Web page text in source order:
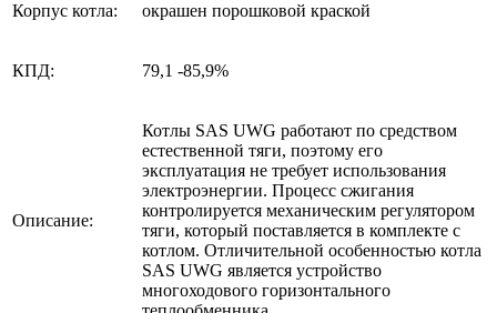
Корпус котла: окрашен порошковой краской
КПД: 79,1 -85,9%
Описание:
Котлы SAS UWG работают по средством
естественной тяги, поэтому его
эксплуатация не требует использования
электроэнергии. Процесс сжигания
контролируется механическим регулятором
тяги, который поставляется в комплекте с
котлом. Отличительной особенностью котла
SAS UWG является устройство
многоходового горизонтального